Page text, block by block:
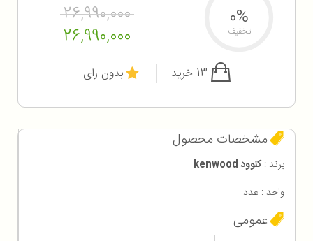
26,990,000
26,990,000
0%
تخفیف
بدون رای
مشخصات محصول
برند :کنوود kenwood
واحد : عدد
عمومی